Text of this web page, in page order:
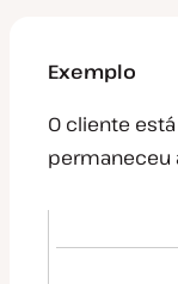
Exemplo
O cliente
permaneceu